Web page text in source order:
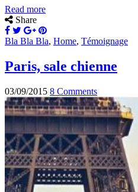
Read more
Share
Bla Bla Bla, Home, Témoignage
Paris, sale chienne
03/09/2015 8 Comments